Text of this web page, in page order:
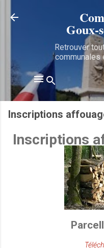
Accéder
Retrouver
communales
Inscriptions
Inscriptions